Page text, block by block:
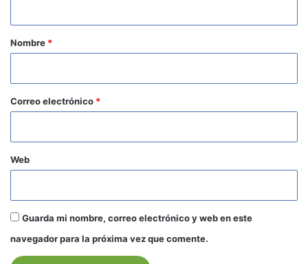
r
*
Nombre *
Correo electrónico *
Web
Guarda mi nombre, correo electrónico y web en este
navegador para la próxima vez que comente.